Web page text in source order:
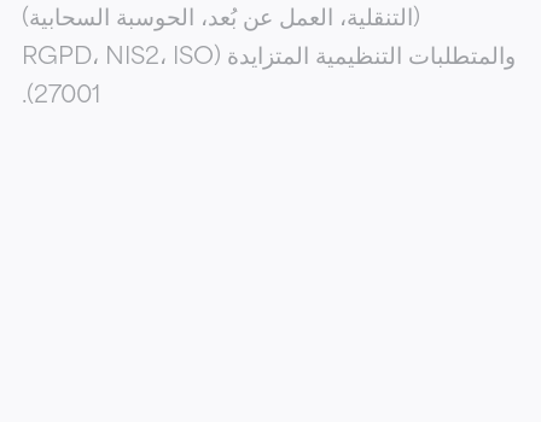
(التنقلية، العمل عن بُعد، الحوسبة السحابية)
والمتطلبات التنظيمية المتزايدة (RGPD،
NIS2، ISO
27001).